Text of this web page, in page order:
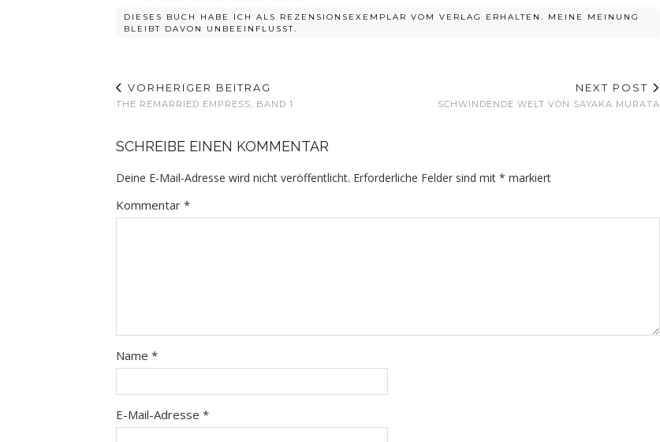
DIESES BUCH HABE ICH ALS REZENSIONSEXEMPLAR VOM VERLAG ERHALTEN. MEINE MEINUNG
BLEIBT DAVON UNBEEINFLUSST.
VORHERIGER BEITRAG
THE REMARRIED EMPRESS, BAND 1
NEXT POST
SCHWINDENDE WELT VON SAYAKA MURATA
SCHREIBE EINEN KOMMENTAR
Deine E-Mail-Adresse wird nicht veröffentlicht. Erforderliche Felder sind mit * markiert
Kommentar *
Name *
E-Mail-Adresse *